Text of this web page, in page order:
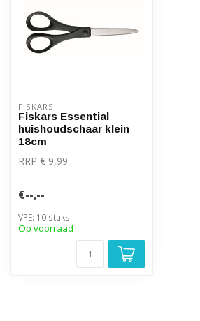
FISKARS
Fiskars Essential
huishoudschaar klein
18cm
RRP € 9,99
€--,--
VPE: 10 stuks
Op voorraad